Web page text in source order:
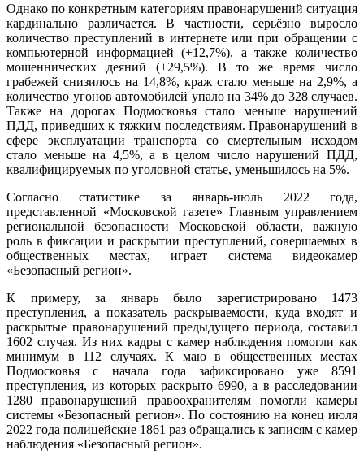
Однако по конкретным категориям правонарушений ситуация
кардинально различается. В частности, серьёзно выросло
количество преступлений в интернете или при обращении с
компьютерной информацией (+12,7%), а также количество
мошеннических деяний (+29,5%). В то же время число
грабежей снизилось на 14,8%, краж стало меньше на 2,9%, а
количество угонов автомобилей упало на 34% до 328 случаев.
Также на дорогах Подмосковья стало меньше нарушений
ПДД, приведших к тяжким последствиям. Правонарушений в
сфере эксплуатации транспорта со смертельным исходом
стало меньше на 4,5%, а в целом число нарушений ПДД,
квалифицируемых по уголовной статье, уменьшилось на 5%.
Согласно статистике за январь-июль 2022 года,
представленной «Московской газете» Главным управлением
региональной безопасности Московской области, важную
роль в фиксации и раскрытии преступлений, совершаемых в
общественных местах, играет система видеокамер
«Безопасный регион».
К примеру, за январь было зарегистрировано 1473
преступления, а показатель раскрываемости, куда входят и
раскрытые правонарушений предыдущего периода, составил
1602 случая. Из них кадры с камер наблюдения помогли как
минимум в 112 случаях. К маю в общественных местах
Подмосковья с начала года зафиксировано уже 8591
преступления, из которых раскрыто 6990, а в расследовании
1280 правонарушений правоохранителям помогли камеры
системы «Безопасный регион». По состоянию на конец июля
2022 года полицейские 1861 раз обращались к записям с камер
наблюдения «Безопасный регион».